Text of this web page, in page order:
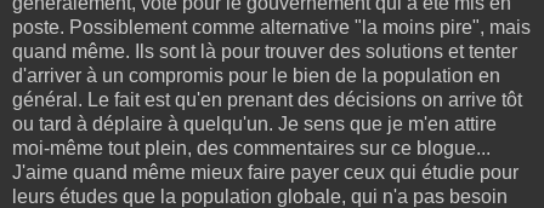
poste. Possiblement comme alternative "la moins pire", mais
quand même. Ils sont là pour trouver des solutions et tenter
d'arriver à un compromis pour le bien de la population en
général. Le fait est qu'en prenant des décisions on arrive tôt
ou tard à déplaire à quelqu'un. Je sens que je m'en attire
moi-même tout plein, des commentaires sur ce blogue...
J'aime quand même mieux faire payer ceux qui étudie pour
leurs études que la population globale, qui n'a pas besoin